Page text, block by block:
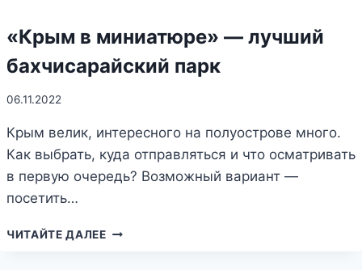
«Крым в миниатюре» — лучший
бахчисарайский парк
06.11.2022
Крым велик, интересного на полуострове много.
Как выбрать, куда отправляться и что осматривать
в первую очередь? Возможный вариант —
посетить…
ЧИТАЙТЕ ДАЛЕЕ «КРЫМ